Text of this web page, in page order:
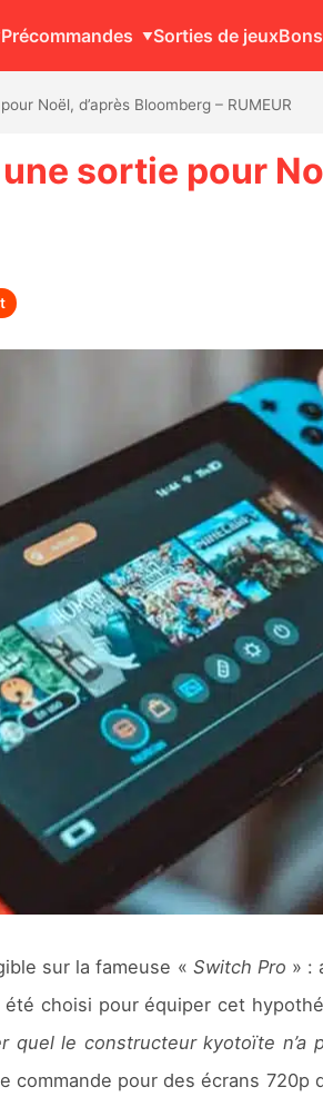
Précommandes Sorties de jeux
Noël, d’après Bloomberg – RUMEUR
sortie pour
sur la fameuse « Switch Pro » :
été choisi pour équiper cet
le constructeur kyotoïte
commande pour des écrans